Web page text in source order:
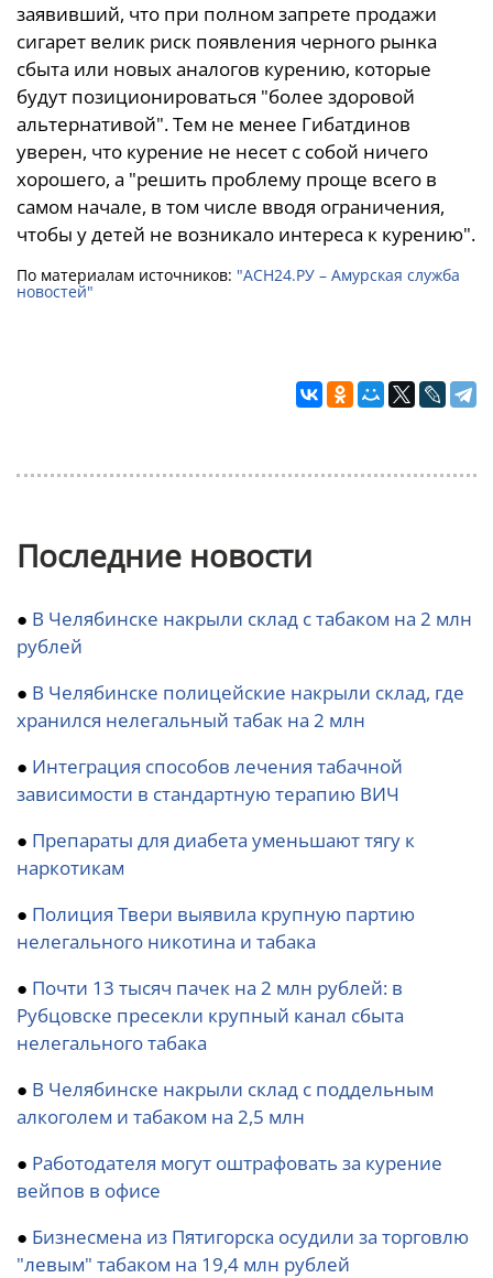
заявивший, что при полном запрете продажи
сигарет велик риск появления черного рынка
сбыта или новых аналогов курению, которые
будут позиционироваться "более здоровой
альтернативой". Тем не менее Гибатдинов
уверен, что курение не несет с собой ничего
хорошего, а "решить проблему проще всего в
самом начале, в том числе вводя ограничения,
чтобы у детей не возникало интереса к курению".
По материалам источников: "АСН24.РУ – Амурская служба
новостей"
Последние новости
● В Челябинске накрыли склад с табаком на 2 млн
рублей
● В Челябинске полицейские накрыли склад, где
хранился нелегальный табак на 2 млн
● Интеграция способов лечения табачной
зависимости в стандартную терапию ВИЧ
● Препараты для диабета уменьшают тягу к
наркотикам
● Полиция Твери выявила крупную партию
нелегального никотина и табака
● Почти 13 тысяч пачек на 2 млн рублей: в
Рубцовске пресекли крупный канал сбыта
нелегального табака
● В Челябинске накрыли склад с поддельным
алкоголем и табаком на 2,5 млн
● Работодателя могут оштрафовать за курение
вейпов в офисе
● Бизнесмена из Пятигорска осудили за торговлю
"левым" табаком на 19,4 млн рублей